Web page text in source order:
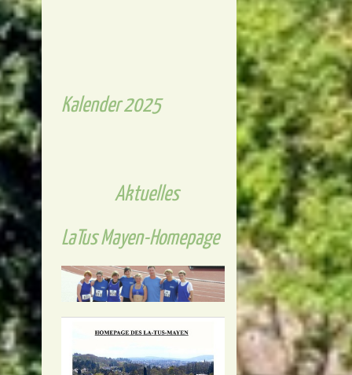
Kalender 2025
Aktuelles
LaTus Mayen-Homepage